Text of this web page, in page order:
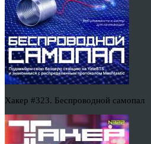
Хакер #323. Беспроводной самопал